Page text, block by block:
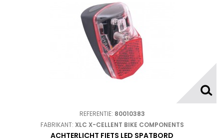
REFERENTIE: 80010383
FABRIKANT: XLC X-CELLENT BIKE COMPONENTS
ACHTERLICHT FIETS LED SPATBORD